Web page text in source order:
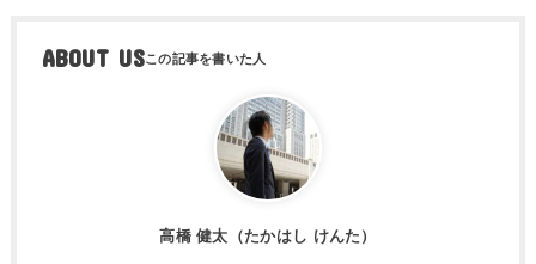
ABOUT US
高橋 健太（たかはし けんた）